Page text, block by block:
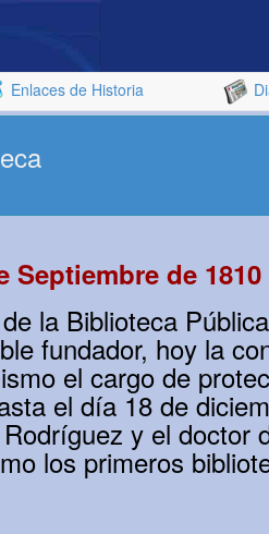
Enlaces de Historia
Septiembre de 1810
la Biblioteca
fundador, hoy la
el cargo de
el día 18 de
y el doctor
los primeros